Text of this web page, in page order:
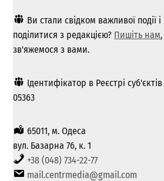
Ви стали свідком важливої ​​події
поділитися з редакцією? Пишіть нам
зв'яжемося з вами.
Ідентифікатор в Реєстрі
05363
65011, м. Одеса
вул. Базарна 76, к. 1
+38 (048) 734-22-77
mail.centrmedia@gmail.com